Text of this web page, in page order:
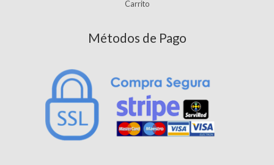
Carrito
Métodos de Pago